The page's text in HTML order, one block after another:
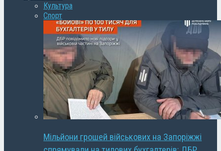
Культура
Спорт
Мільйони грошей військових на Запоріжжі